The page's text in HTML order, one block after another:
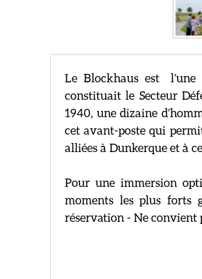
Le Blockhaus est l’une
constituait le Secteur
1940, une dizaine
cet avant-poste qui
alliées à Dunkerque et à
Pour une immersion
moments les plus forts
réservation - Ne convient